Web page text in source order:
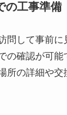
の工事準備
問して事前
の確認が可
所の詳細や